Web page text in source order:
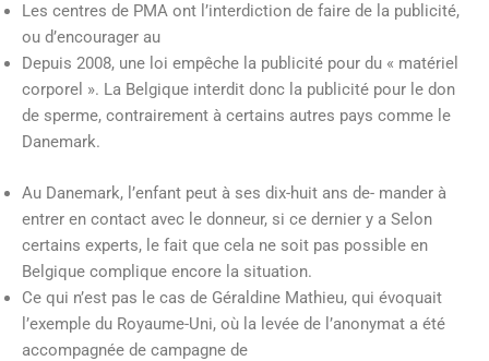
Les centres de PMA ont l’interdiction de faire de la publicité,
ou d’encourager au
Depuis 2008, une loi empêche la publicité pour du « matériel
corporel ». La Belgique interdit donc la publicité pour le don
de sperme, contrairement à certains autres pays comme le
Danemark.
Au Danemark, l’enfant peut à ses dix-huit ans de- mander à
entrer en contact avec le donneur, si ce dernier y a Selon
certains experts, le fait que cela ne soit pas possible en
Belgique complique encore la situation.
Ce qui n’est pas le cas de Géraldine Mathieu, qui évoquait
l’exemple du Royaume-Uni, où la levée de l’anonymat a été
accompagnée de campagne de